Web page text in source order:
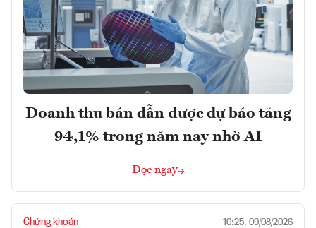
Doanh thu bán dẫn được dự báo tăng
94,1% trong năm nay nhờ AI
Đọc ngay
Chứng khoán 10:25, 09/08/2026